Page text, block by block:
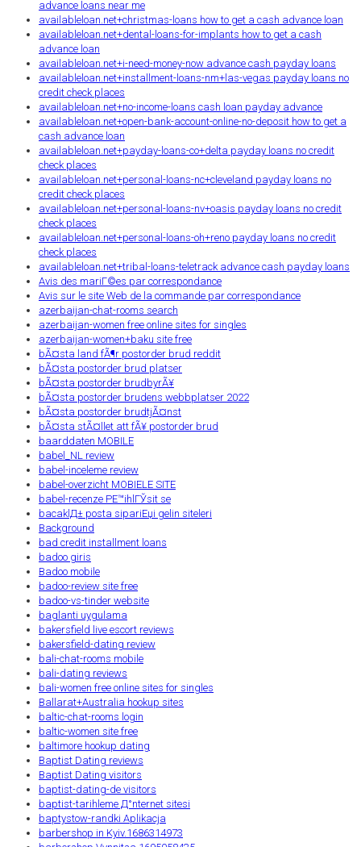
advance loans near me
availableloan.net+christmas-loans how to get a cash advance loan
availableloan.net+dental-loans-for-implants how to get a cash
advance loan
availableloan.net+i-need-money-now advance cash payday loans
availableloan.net+installment-loans-nm+las-vegas payday loans no
credit check places
availableloan.net+no-income-loans cash loan payday advance
availableloan.net+open-bank-account-online-no-deposit how to get a
cash advance loan
availableloan.net+payday-loans-co+delta payday loans no credit
check places
availableloan.net+personal-loans-nc+cleveland payday loans no
credit check places
availableloan.net+personal-loans-nv+oasis payday loans no credit
check places
availableloan.net+personal-loans-oh+reno payday loans no credit
check places
availableloan.net+tribal-loans-teletrack advance cash payday loans
Avis des mariГ©es par correspondance
Avis sur le site Web de la commande par correspondance
azerbaijan-chat-rooms search
azerbaijan-women free online sites for singles
azerbaijan-women+baku site free
bÃ¤sta land fÃ¶r postorder brud reddit
bÃ¤sta postorder brud platser
bÃ¤sta postorder brudbyrÃ¥
bÃ¤sta postorder brudens webbplatser 2022
bÃ¤sta postorder brudtjÃ¤nst
bÃ¤sta stÃ¤llet att fÃ¥ postorder brud
baarddaten MOBILE
babel_NL review
babel-inceleme review
babel-overzicht MOBIELE SITE
babel-recenze PЕ™ihlГЎsit se
bacaklД± posta sipariЕџi gelin siteleri
Background
bad credit installment loans
badoo giris
Badoo mobile
badoo-review site free
badoo-vs-tinder website
baglanti uygulama
bakersfield live escort reviews
bakersfield-dating review
bali-chat-rooms mobile
bali-dating reviews
bali-women free online sites for singles
Ballarat+Australia hookup sites
baltic-chat-rooms login
baltic-women site free
baltimore hookup dating
Baptist Dating reviews
Baptist Dating visitors
baptist-dating-de visitors
baptist-tarihleme Д°nternet sitesi
baptystow-randki Aplikacja
barbershop in Kyiv.1686314973